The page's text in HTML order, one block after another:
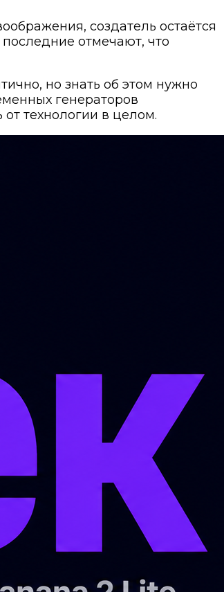
создатель остаётся
отмечают, что
но знать об этом нужно
генераторов
технологии в целом.